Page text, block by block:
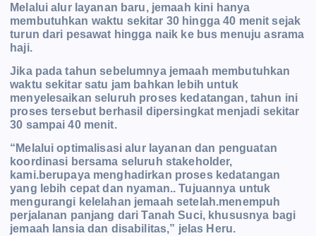
Melalui alur layanan baru, jemaah kini hanya
membutuhkan waktu sekitar 30 hingga 40 menit sejak
turun dari pesawat hingga naik ke bus menuju asrama
haji.
Jika pada tahun sebelumnya jemaah membutuhkan
waktu sekitar satu jam bahkan lebih untuk
menyelesaikan seluruh proses kedatangan, tahun ini
proses tersebut berhasil dipersingkat menjadi sekitar
30 sampai 40 menit.
“Melalui optimalisasi alur layanan dan penguatan
koordinasi bersama seluruh stakeholder,
kami.berupaya menghadirkan proses kedatangan
yang lebih cepat dan nyaman.. Tujuannya untuk
mengurangi kelelahan jemaah setelah.menempuh
perjalanan panjang dari Tanah Suci, khususnya bagi
jemaah lansia dan disabilitas,” jelas Heru.